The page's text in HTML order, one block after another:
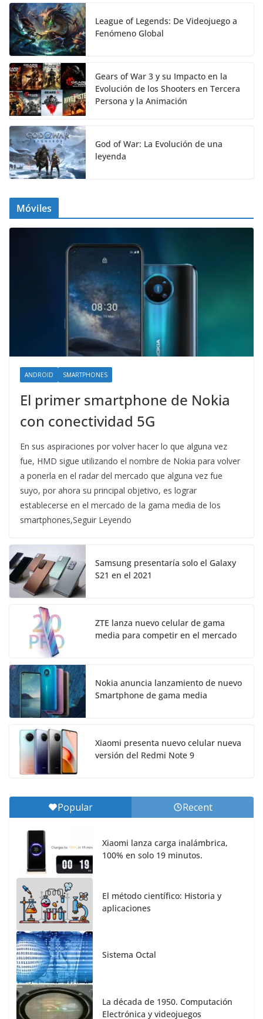
League of Legends: De Videojuego a
Fenómeno Global
Gears of War 3 y su Impacto en la
Evolución de los Shooters en Tercera
Persona y la Animación
God of War: La Evolución de una
leyenda
Móviles
ANDROID SMARTPHONES
El primer smartphone de Nokia
con conectividad 5G
En sus aspiraciones por volver hacer lo que alguna vez
fue, HMD sigue utilizando el nombre de Nokia para volver
a ponerla en el radar del mercado que alguna vez fue
suyo, por ahora su principal objetivo, es lograr
establecerse en el mercado de la gama media de los
smartphones,Seguir Leyendo
Samsung presentaría solo el Galaxy
S21 en el 2021
ZTE lanza nuevo celular de gama
media para competir en el mercado
Nokia anuncia lanzamiento de nuevo
Smartphone de gama media
Xiaomi presenta nuevo celular nueva
versión del Redmi Note 9
Popular Recent
Xiaomi lanza carga inalámbrica,
100% en solo 19 minutos.
El método científico: Historia y
aplicaciones
Sistema Octal
La década de 1950. Computación
Electrónica y videojuegos